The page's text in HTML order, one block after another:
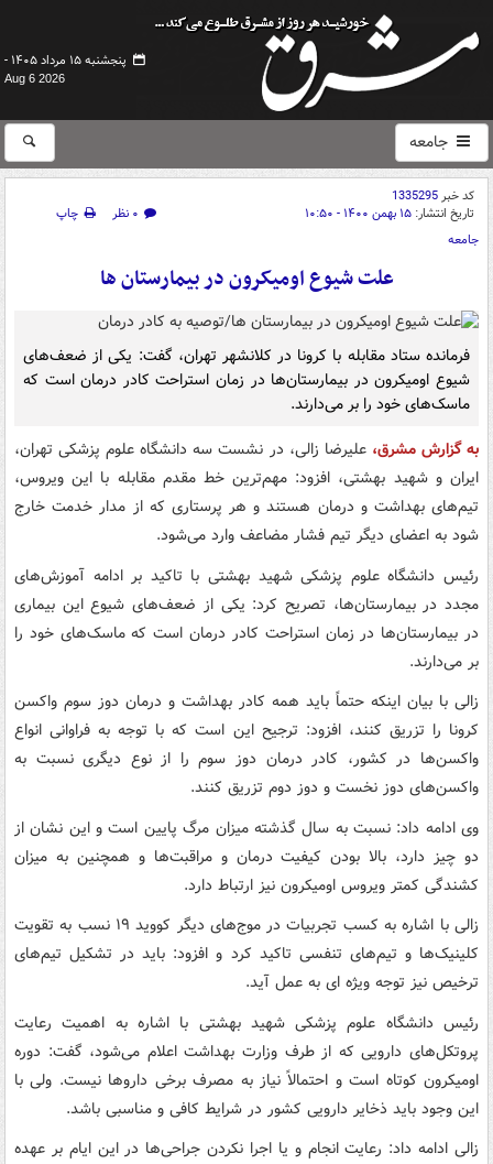
پنجشنبه ۱۵ مرداد ۱۴۰۵ -
Aug 6 2026
جامعه
کد خبر1335295
تاریخ انتشار: ۱۵ بهمن ۱۴۰۰ - ۱۰:۵۰ ۰ نظر
چاپ
جامعه
علت شیوع اومیکرون در بیمارستان ها
فرمانده ستاد مقابله با کرونا در کلانشهر تهران، گفت: یکی از ضعف‌های
شیوع اومیکرون در بیمارستان‌ها در زمان استراحت کادر درمان است که
ماسک‌های خود را بر می‌دارند.
به گزارش مشرق،علیرضا زالی، در نشست سه دانشگاه علوم پزشکی تهران،
ایران و شهید بهشتی، افزود: مهم‌ترین خط مقدم مقابله با این ویروس،
تیم‌های بهداشت و درمان هستند و هر پرستاری که از مدار خدمت خارج
شود به اعضای دیگر تیم فشار مضاعف وارد می‌شود.
رئیس دانشگاه علوم پزشکی شهید بهشتی با تاکید بر ادامه آموزش‌های
مجدد در بیمارستان‌ها، تصریح کرد: یکی از ضعف‌های شیوع این بیماری
در بیمارستان‌ها در زمان استراحت کادر درمان است که ماسک‌های خود را
بر می‌دارند.
زالی با بیان اینکه حتماً باید همه کادر بهداشت و درمان دوز سوم واکسن
کرونا را تزریق کنند، افزود: ترجیح این است که با توجه به فراوانی انواع
واکسن‌ها در کشور، کادر درمان دوز سوم را از نوع دیگری نسبت به
واکسن‌های دوز نخست و دوز دوم تزریق کنند.
وی ادامه داد: نسبت به سال گذشته میزان مرگ پایین است و این نشان از
دو چیز دارد، بالا بودن کیفیت درمان و مراقبت‌ها و همچنین به میزان
کشندگی کمتر ویروس اومیکرون نیز ارتباط دارد.
زالی با اشاره به کسب تجربیات در موج‌های دیگر کووید ۱۹ نسب به تقویت
کلینیک‌ها و تیم‌های تنفسی تاکید کرد و افزود: باید در تشکیل تیم‌های
ترخیص نیز توجه ویژه ای به عمل آید.
رئیس دانشگاه علوم پزشکی شهید بهشتی با اشاره به اهمیت رعایت
پروتکل‌های دارویی که از طرف وزارت بهداشت اعلام می‌شود، گفت: دوره
اومیکرون کوتاه است و احتمالاً نیاز به مصرف برخی داروها نیست. ولی با
این وجود باید ذخایر دارویی کشور در شرایط کافی و مناسبی باشد.
زالی ادامه داد: رعایت انجام و یا اجرا نکردن جراحی‌ها در این ایام بر عهده